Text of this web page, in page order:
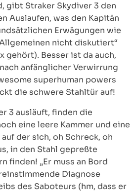
gibt Straker Skydiver 3 den
Auslaufen, was den Kapitän
Erwägungen wie
nicht diskutiert“
gehört). Besser ist da auch,
anfänglicher Verwirrung
superhuman powers
die schwere Stahltür auf!
3 ausläuft, finden die
eine leere Kammer und eine
der sich, oh Schreck, oh
in den Stahl gepreßte
finden! „Er muss an Bord
Diagnose
des Saboteurs (hm, dass er